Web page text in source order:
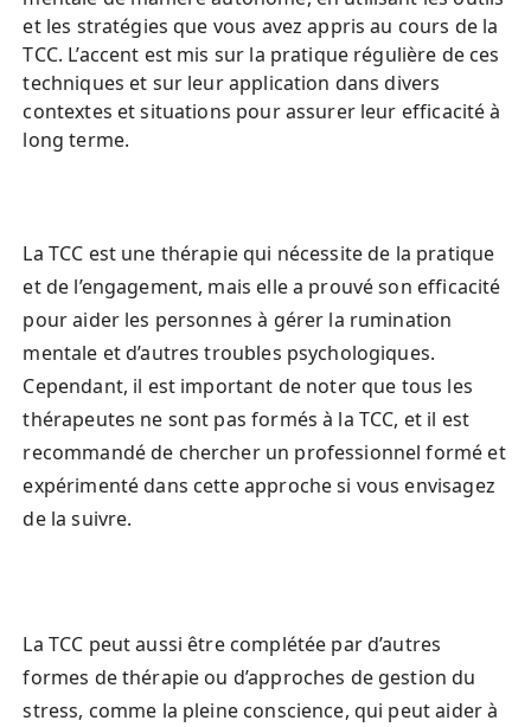
et les stratégies que vous avez appris au cours de la
TCC. L’accent est mis sur la pratique régulière de ces
techniques et sur leur application dans divers
contextes et situations pour assurer leur efficacité à
long terme.
La TCC est une thérapie qui nécessite de la pratique
et de l’engagement, mais elle a prouvé son efficacité
pour aider les personnes à gérer la rumination
mentale et d’autres troubles psychologiques.
Cependant, il est important de noter que tous les
thérapeutes ne sont pas formés à la TCC, et il est
recommandé de chercher un professionnel formé et
expérimenté dans cette approche si vous envisagez
de la suivre.
La TCC peut aussi être complétée par d’autres
formes de thérapie ou d’approches de gestion du
stress, comme la pleine conscience, qui peut aider à